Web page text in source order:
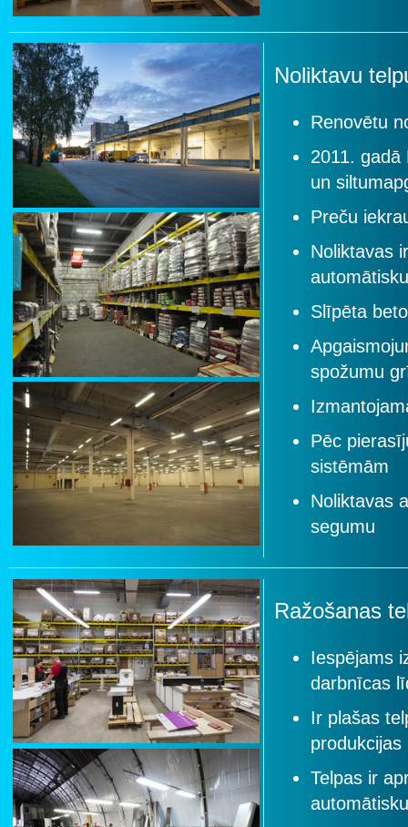
Noliktavu
Renovētu
2011.
un
Preču
Noliktavas
Slīpēta
spožumu
Pēc
sistēmām
Noliktavas
segumu
Ražošanas
Iespējams
darbnīcas
Ir plašas
produkcijas
Telpas ir